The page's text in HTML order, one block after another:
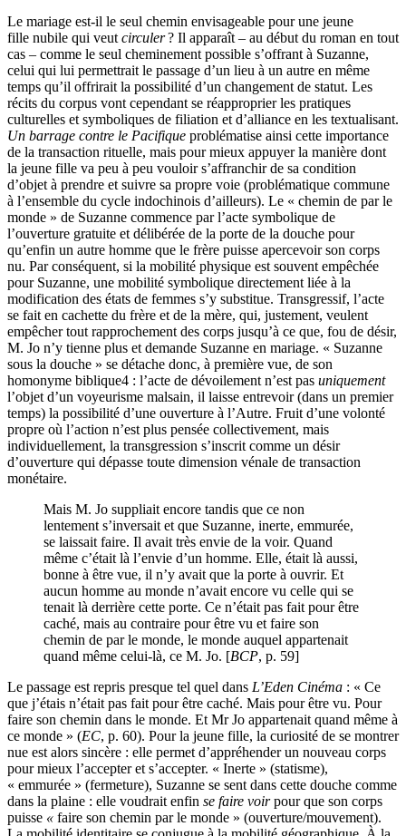
Le mariage est-il le seul chemin envisageable pour une jeune
fille nubile qui veut circuler? Il apparaît – au début du roman en tout
cas – comme le seul cheminement possible s’offrant à Suzanne,
celui qui lui permettrait le passage d’un lieu à un autre en même
temps qu’il offrirait la possibilité d’un changement de statut. Les
récits du corpus vont cependant se réapproprier les pratiques
culturelles et symboliques de filiation et d’alliance en les textualisant.
Un barrage contre le Pacifique problématise ainsi cette importance
de la transaction rituelle, mais pour mieux appuyer la manière dont
la jeune fille va peu à peu vouloir s’affranchir de sa condition
d’objet à prendre et suivre sa propre voie (problématique commune
à l’ensemble du cycle indochinois d’ailleurs). Le « chemin de par le
monde » de Suzanne commence par l’acte symbolique de
l’ouverture gratuite et délibérée de la porte de la douche pour
qu’enfin un autre homme que le frère puisse apercevoir son corps
nu. Par conséquent, si la mobilité physique est souvent empêchée
pour Suzanne, une mobilité symbolique directement liée à la
modification des états de femmes s’y substitue. Transgressif, l’acte
se fait en cachette du frère et de la mère, qui, justement, veulent
empêcher tout rapprochement des corps jusqu’à ce que, fou de désir,
M. Jo n’y tienne plus et demande Suzanne en mariage. « Suzanne
sous la douche » se détache donc, à première vue, de son
homonyme biblique4 : l’acte de dévoilement n’est pas uniquement
l’objet d’un voyeurisme malsain, il laisse entrevoir (dans un premier
temps) la possibilité d’une ouverture à l’Autre. Fruit d’une volonté
propre où l’action n’est plus pensée collectivement, mais
individuellement, la transgression s’inscrit comme un désir
d’ouverture qui dépasse toute dimension vénale de transaction
monétaire.
Mais M. Jo suppliait encore tandis que ce non
lentement s’inversait et que Suzanne, inerte, emmurée,
se laissait faire. Il avait très envie de la voir. Quand
même c’était là l’envie d’un homme. Elle, était là aussi,
bonne à être vue, il n’y avait que la porte à ouvrir. Et
aucun homme au monde n’avait encore vu celle qui se
tenait là derrière cette porte. Ce n’était pas fait pour être
caché, mais au contraire pour être vu et faire son
chemin de par le monde, le monde auquel appartenait
quand même celui-là, ce M. Jo. [BCP, p. 59]
Le passage est repris presque tel quel dans L’Eden Cinéma : « Ce
que j’étais n’était pas fait pour être caché. Mais pour être vu. Pour
faire son chemin dans le monde. Et Mr Jo appartenait quand même à
ce monde » (EC, p. 60). Pour la jeune fille, la curiosité de se montrer
nue est alors sincère : elle permet d’appréhender un nouveau corps
pour mieux l’accepter et s’accepter. « Inerte » (statisme),
« emmurée » (fermeture), Suzanne se sent dans cette douche comme
dans la plaine : elle voudrait enfin se faire voirpour que son corps
puisse « faire son chemin par le monde » (ouverture/mouvement).